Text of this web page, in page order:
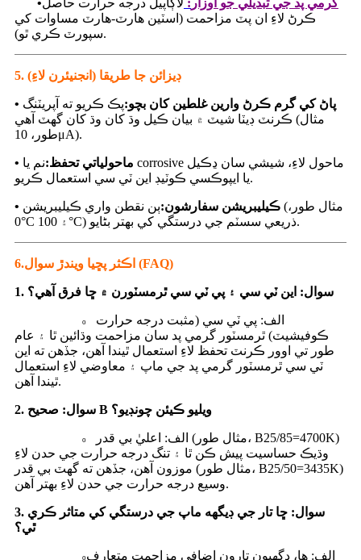
ڪرڻ لاءِ ان پٽ مزاحمت (اسٽين هارٽ-هارٽ مساوات کي
سپورٽ ڪري ٿو).
5. ڊيزائن جا طريقا (انجنيئرن لاءِ)
• پاڻ کي گرم ڪرڻ وارين غلطين کان بچو:پڪ ڪريو ته آپريٽنگ
ڪرنٽ ڊيٽا شيٽ ۾ بيان ڪيل وڌ کان وڌ کان گهٽ آهي (مثال
طور، 10μA).
• ماحولياتي تحفظ:نم يا corrosive ماحول لاءِ، شيشي سان ڍڪيل
يا ايپوڪسي ڪوٽيڊ اين ٽي سي استعمال ڪريو.
• ڪيليبريشن سفارشون:ٻن نقطن واري ڪيليبريشن (مثال طور،
0°C ۽ 100°C) ذريعي سسٽم جي درستگي کي بهتر بڻايو.
6. اڪثر پڇيا ويندڙ سوال (FAQ)
1. سوال: اين ٽي سي ۽ پي ٽي سي ٿرمسٽورن ۾ ڇا فرق آهي؟
o
الف: پي ٽي سي (مثبت درجه حرارت
ڪوفيشيٽ) ٿرمسٽور گرمي پد سان مزاحمت وڌائين ٿا ۽ عام
طور تي اوور ڪرنٽ تحفظ لاءِ استعمال ٿيندا آهن، جڏهن ته اين
ٽي سي ٿرمسٽور گرمي پد جي ماپ ۽ معاوضي لاءِ استعمال
ٿيندا آهن.
2. سوال: صحيح B ويليو ڪيئن چونڊيو؟
o
الف: اعليٰ بي قدر (مثال طور، B25/85=4700K)
وڌيڪ حساسيت پيش ڪن ٿا ۽ تنگ درجه حرارت جي حدن لاءِ
موزون آهن، جڏهن ته گهٽ بي قدر (مثال طور، B25/50=3435K)
وسيع درجه حرارت جي حدن لاءِ بهتر آهن.
3. سوال: ڇا تار جي ڊيگهه ماپ جي درستگي کي متاثر ڪري
ٿي؟
oالف: ها، ڊگھيون تارون اضافي مزاحمت متعارف